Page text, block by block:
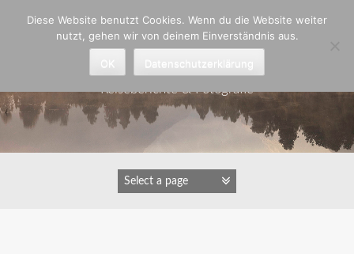
Astrid Padberg
Reiseberichte & Fotografie
Diese Website benutzt Cookies. Wenn du die Website weiter
nutzt, gehen wir von deinem Einverständnis aus.